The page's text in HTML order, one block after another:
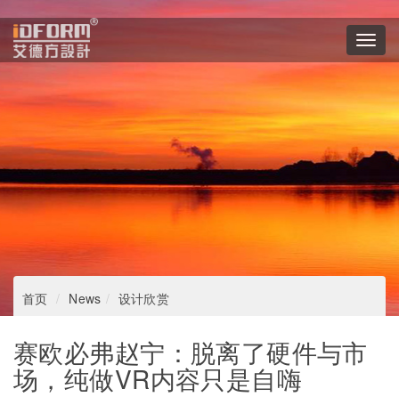
首页 News 设计欣赏
赛欧必弗赵宁：脱离了硬件与市
场，纯做VR内容只是自嗨